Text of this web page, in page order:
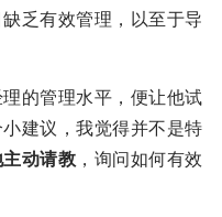
乏有效管理，以至于导
的管理水平，便让他试
建议，我觉得并不是特
动请教 ，询问如何有效